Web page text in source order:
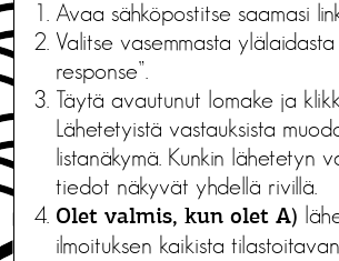
Avaa sähköpostitse saamasi
Valitse vasemmasta
response”.
Täytä avautunut lomake ja
Lähetetyistä vastauksista
listanäkymä. Kunkin lähetetyn
tiedot näkyvät yhdellä rivillä.
Olet valmis, kun olet A)
ilmoituksen kaikista